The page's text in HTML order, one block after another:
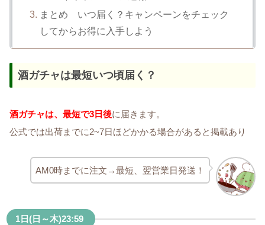
まとめ いつ届く？キャンペーンをチェック
してからお得に入手しよう
酒ガチャは最短いつ頃届く？
酒ガチャは、最短で3日後に届きます。
公式では出荷までに2~7日ほどかかる場合があると掲載あり
AM0時までに注文→最短、翌営業日発送！
1日(日～木)23:59